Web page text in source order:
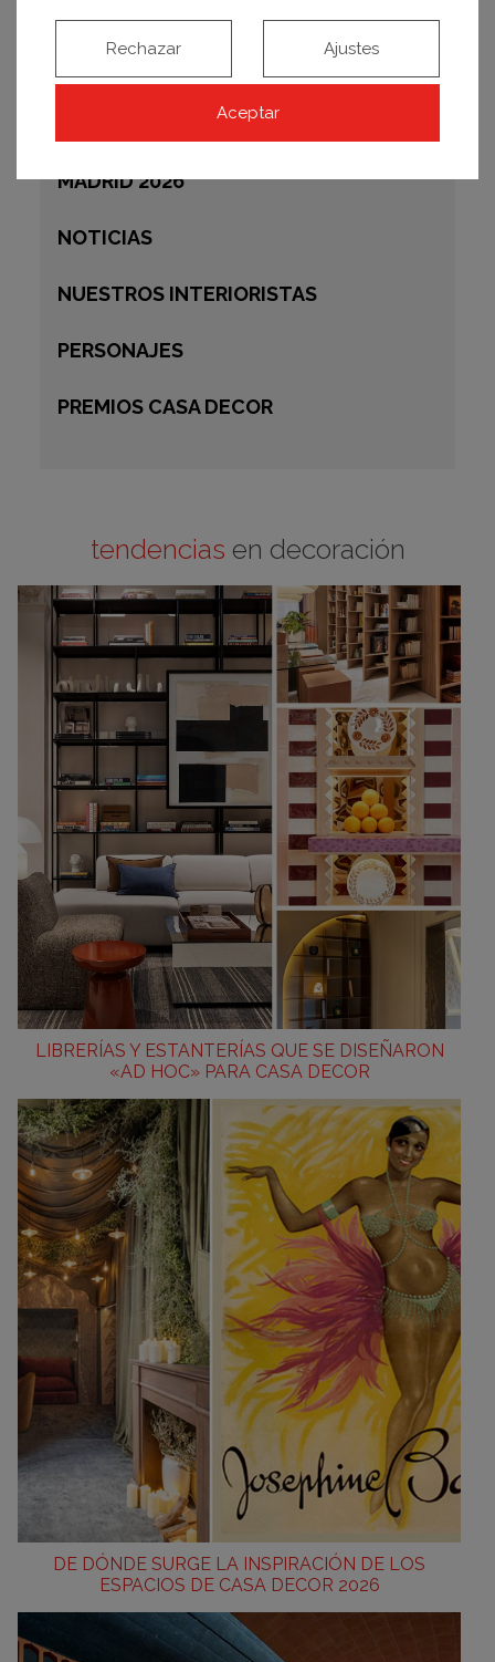
MADRID 2026
NOTICIAS
NUESTROS INTERIORISTAS
PERSONAJES
PREMIOS CASA DECOR
tendencias en decoración
LIBRERÍAS Y ESTANTERÍAS QUE SE DISEÑARON
«AD HOC» PARA CASA DECOR
DE DÓNDE SURGE LA INSPIRACIÓN DE LOS
ESPACIOS DE CASA DECOR 2026
Aceptar
Rechazar Ajustes